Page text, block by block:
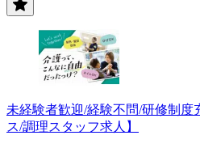
未経験者歓迎/経験不問/研修制
ス/調理スタッフ求人】